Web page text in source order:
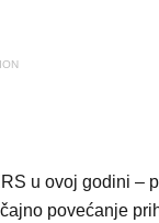
u ovoj godini –
povećanje